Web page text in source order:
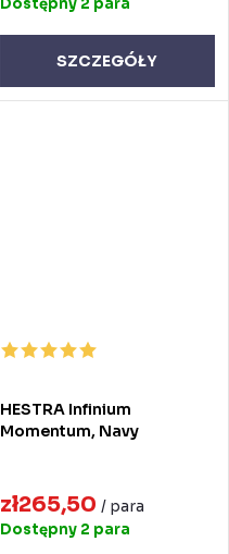
Dostępny 2 para
SZCZEGÓŁY
HESTRA Infinium
Momentum, Navy
zł265,50 / para
Dostępny 2 para